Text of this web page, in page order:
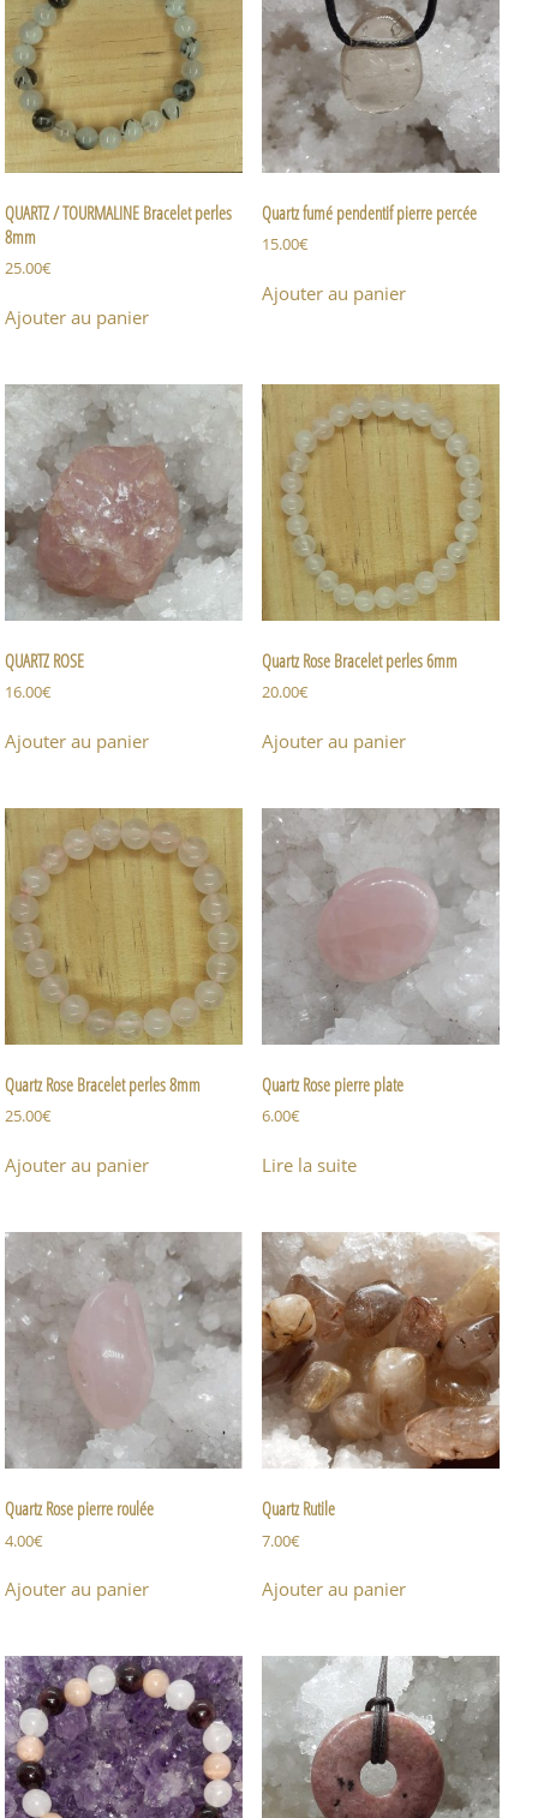
QUARTZ / TOURMALINE Bracelet perles
8mm
25.00€
Ajouter au panier
Quartz fumé pendentif pierre percée
15.00€
Ajouter au panier
QUARTZ ROSE
16.00€
Ajouter au panier
Quartz Rose Bracelet perles 6mm
20.00€
Ajouter au panier
Quartz Rose Bracelet perles 8mm
25.00€
Ajouter au panier
Quartz Rose pierre plate
6.00€
Lire la suite
Quartz Rose pierre roulée
4.00€
Ajouter au panier
Quartz Rutile
7.00€
Ajouter au panier